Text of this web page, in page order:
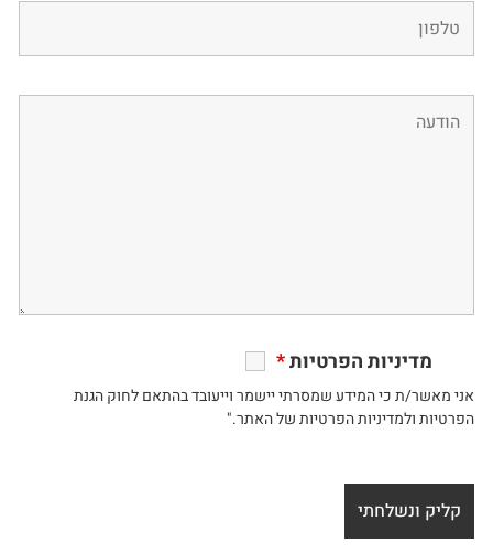
מדיניות הפרטיות*
אני מאשר/ת כי המידע שמסרתי יישמר וייעובד בהתאם לחוק הגנת
הפרטיות ולמדיניות הפרטיות של האתר."